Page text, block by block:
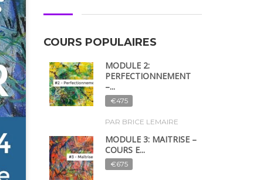
COURS POPULAIRES
MODULE 2:
PERFECTIONNEMENT
–...
€475
PAR BRICE LEMAIRE
MODULE 3: MAÎTRISE –
COURS E...
€675